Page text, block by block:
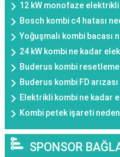
12 kW monofaze elektrikli
Bosch kombi c4 hatası
Yoğuşmalı kombi bacası
24 kW kombi ne kadar
Buderus kombi
Buderus kombi FD
Elektrikli kombi ne kadar
Kombi petek işareti
SPONSOR